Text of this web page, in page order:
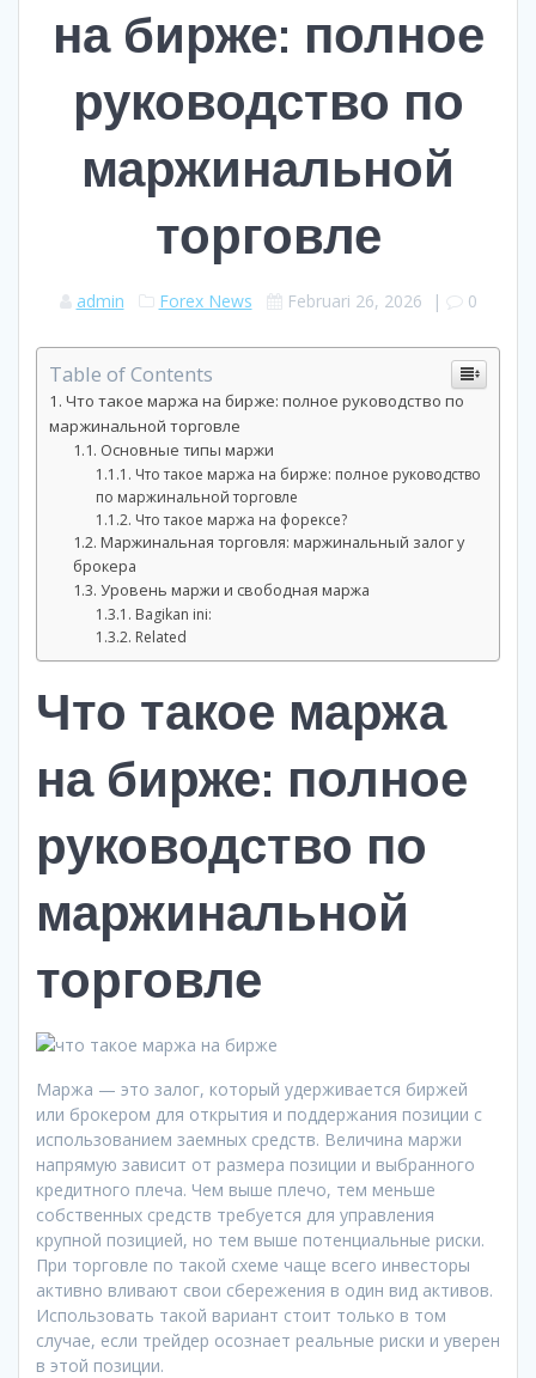
на бирже: полное
руководство по
маржинальной
торговле
admin Forex News Februari 26, 2026 | 0
Table of Contents
Что такое маржа на бирже: полное руководство по
маржинальной торговле
Основные типы маржи
Что такое маржа на бирже: полное руководство
по маржинальной торговле
Что такое маржа на форексе?
Маржинальная торговля: маржинальный залог у
брокера
Уровень маржи и свободная маржа
Bagikan ini:
Related
Что такое маржа
на бирже: полное
руководство по
маржинальной
торговле
Маржа — это залог, который удерживается биржей
или брокером для открытия и поддержания позиции с
использованием заемных средств. Величина маржи
напрямую зависит от размера позиции и выбранного
кредитного плеча. Чем выше плечо, тем меньше
собственных средств требуется для управления
крупной позицией, но тем выше потенциальные риски.
При торговле по такой схеме чаще всего инвесторы
активно вливают свои сбережения в один вид активов.
Использовать такой вариант стоит только в том
случае, если трейдер осознает реальные риски и уверен
в этой позиции.